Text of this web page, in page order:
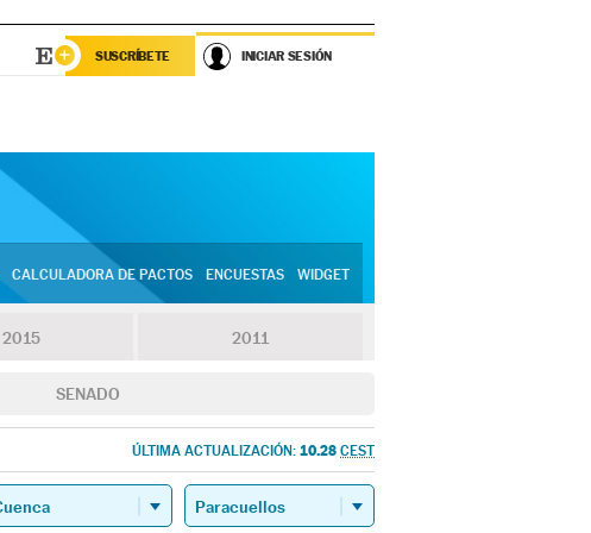
SUSCRÍBETE INICIAR SESIÓN
CALCULADORA DE PACTOS ENCUESTAS WIDGET
2015 2011
SENADO
ÚLTIMA ACTUALIZACIÓN: 10.28 CEST